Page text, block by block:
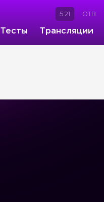
5:21 ОТВ
Тесты Трансляции